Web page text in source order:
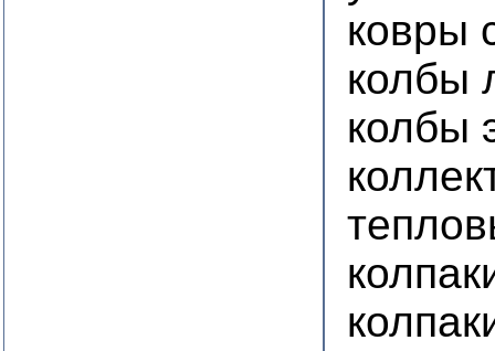
ковры
колбы
колбы